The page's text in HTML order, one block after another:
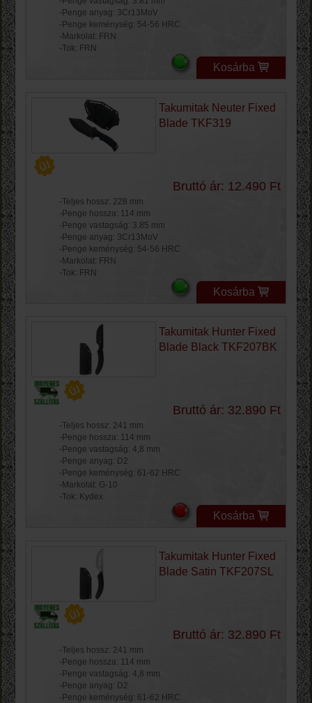
-Penge anyag: 3Cr13MoV
-Penge keménység: 54-56 HRC
-Markolat: FRN
-Tok: FRN
Kosárba
Takumitak Neuter Fixed
Blade TKF319
Bruttó ár: 12.490 Ft
-Teljes hossz: 228 mm
-Penge hossza: 114 mm
-Penge vastagság: 3.85 mm
-Penge anyag: 3Cr13MoV
-Penge keménység: 54-56 HRC
-Markolat: FRN
-Tok: FRN
Kosárba
Takumitak Hunter Fixed
Blade Black TKF207BK
Bruttó ár: 32.890 Ft
-Teljes hossz: 241 mm
-Penge hossza: 114 mm
-Penge vastagság: 4,8 mm
-Penge anyag: D2
-Penge keménység: 61-62 HRC
-Markolat: G-10
-Tok: Kydex
Kosárba
Takumitak Hunter Fixed
Blade Satin TKF207SL
Bruttó ár: 32.890 Ft
-Teljes hossz: 241 mm
-Penge hossza: 114 mm
-Penge vastagság: 4,8 mm
-Penge anyag: D2
-Penge keménység: 61-62 HRC